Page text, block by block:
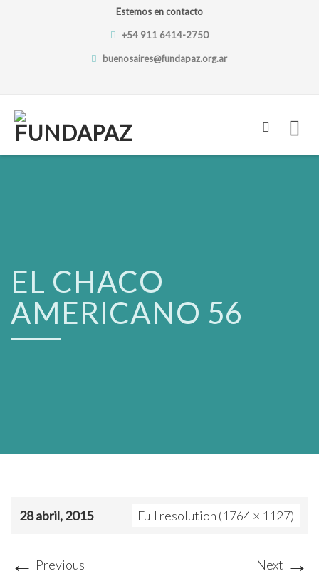
Estemos en contacto
+54 911 6414-2750
buenosaires@fundapaz.org.ar
Skip
EL CHACO
AMERICANO 56
28 abril, 2015 Full resolution (1764 × 1127)
← Previous Next →